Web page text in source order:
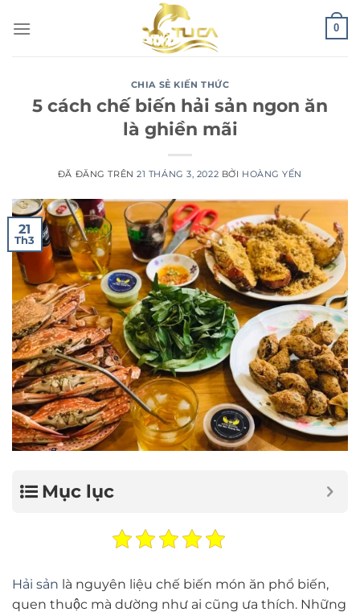
đến
0
CHIA SẺ KIẾN THỨC
5 cách chế biến hải sản ngon ăn
là ghiền mãi
ĐÃ ĐĂNG TRÊN21 THÁNG 3, 2022 BỞI HOÀNG YẾN
21
Th3
Mục lục
Hải sản là nguyên liệu chế biến món ăn phổ biến,
quen thuộc mà dường như ai cũng ưa thích. Những